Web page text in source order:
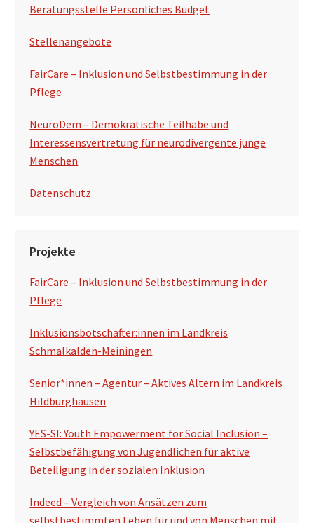
Beratungsstelle Persönliches Budget
Stellenangebote
FairCare – Inklusion und Selbstbestimmung in der
Pflege
NeuroDem – Demokratische Teilhabe und
Interessensvertretung für neurodivergente junge
Menschen
Datenschutz
Projekte
FairCare – Inklusion und Selbstbestimmung in der
Pflege
Inklusionsbotschafter:innen im Landkreis
Schmalkalden-Meiningen
Senior*innen – Agentur – Aktives Altern im Landkreis
Hildburghausen
YES-SI: Youth Empowerment for Social Inclusion –
Selbstbefähigung von Jugendlichen für aktive
Beteiligung in der sozialen Inklusion
Indeed – Vergleich von Ansätzen zum
selbstbestimmten Leben für und von Menschen mit